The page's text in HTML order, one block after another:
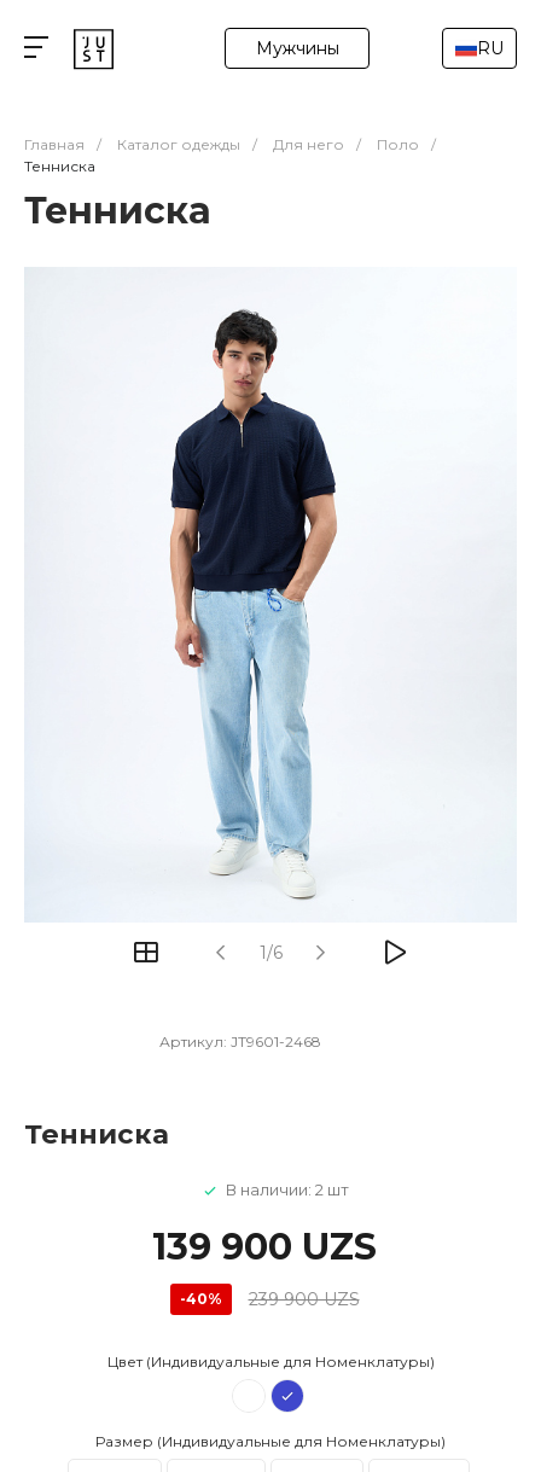
Мужчины RU
Главная / Каталог одежды / Для него / Поло
/
Тенниска
Тенниска
1/6
Артикул: JT9601-2468
Тенниска
В наличии: 2 шт
139 900 UZS
-40% 239 900 UZS
Цвет (Индивидуальные для Номенклатуры)
Размер (Индивидуальные для Номенклатуры)